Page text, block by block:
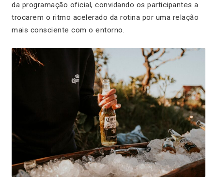
da programação oficial, convidando os participantes a
trocarem o ritmo acelerado da rotina por uma relação
mais consciente com o entorno.